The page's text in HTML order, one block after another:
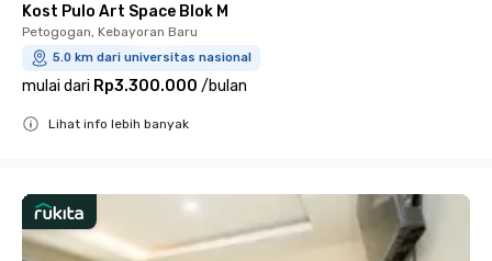
Kost Pulo Art Space Blok M
Petogogan, Kebayoran Baru
5.0 km dari universitas nasional
mulai dari Rp3.300.000 /bulan
Lihat info lebih banyak